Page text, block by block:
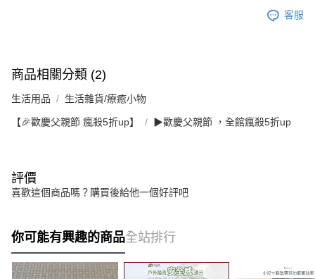
客服
商品相關分類 (2)
生活用品 生活雜貨/療癒小物
【🎉歡慶父親節 瘋殺5折up】 ▶歡慶父親節 ，全館瘋殺5折up
評價
喜歡這個商品嗎？購買後給他一個好評吧
你可能有興趣的商品全站排行